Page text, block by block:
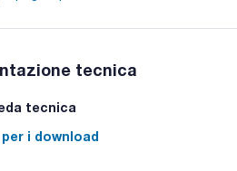
tecnica
tecnica
i download